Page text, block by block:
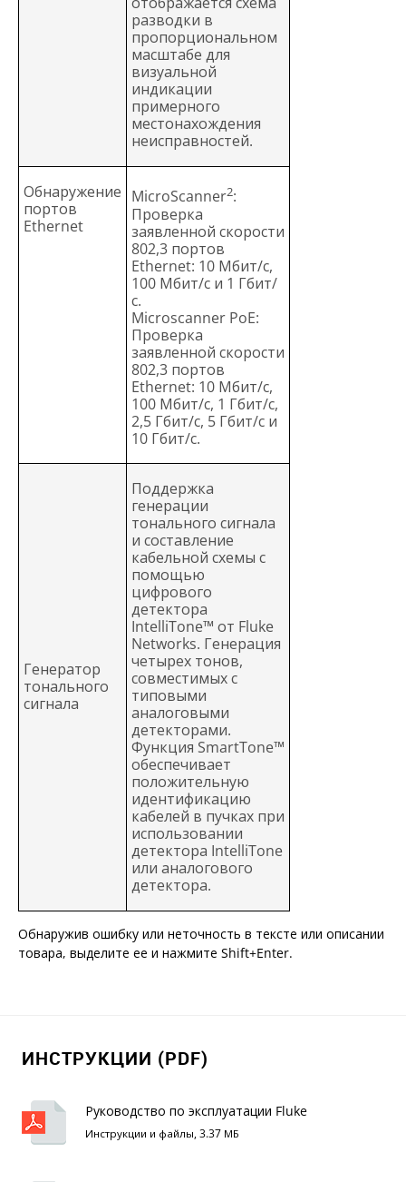
разводки в
пропорциональном
масштабе для
визуальной
индикации
примерного
местонахождения
неисправностей.
Обнаружение
портов
Ethernet
MicroScanner2:
Проверка
заявленной скорости
802,3 портов
Ethernet: 10 Мбит/с,
100 Мбит/с и 1 Гбит/
с.
Microscanner PoE:
Проверка
заявленной скорости
802,3 портов
Ethernet: 10 Мбит/с,
100 Мбит/с, 1 Гбит/с,
2,5 Гбит/с, 5 Гбит/с и
10 Гбит/с.
Генератор
тонального
сигнала
Поддержка
генерации
тонального сигнала
и составление
кабельной схемы с
помощью
цифрового
детектора
IntelliTone™ от Fluke
Networks. Генерация
четырех тонов,
совместимых с
типовыми
аналоговыми
детекторами.
Функция SmartTone™
обеспечивает
положительную
идентификацию
кабелей в пучках при
использовании
детектора IntelliTone
или аналогового
детектора.
Обнаружив ошибку или неточность в тексте или описании
товара, выделите ее и нажмите Shift+Enter.
ИНСТРУКЦИИ (PDF)
Руководство по эксплуатации Fluke
MicroScanner
Инструкции и файлы, 3.37 МБ